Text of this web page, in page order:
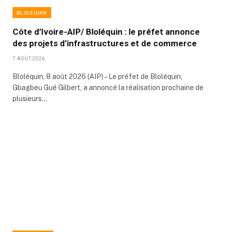
BLOLEQUIN
Côte d’Ivoire-AIP/ Bloléquin : le préfet annonce
des projets d’infrastructures et de commerce
7 AOÛT 2026
Bloléquin, 8 août 2026 (AIP) – Le préfet de Bloléquin,
Gbagbeu Gué Gilbert, a annoncé la réalisation prochaine de
plusieurs…